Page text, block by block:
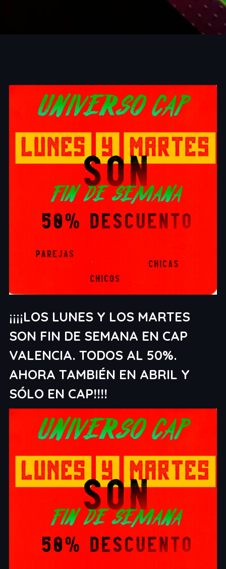
¡¡¡¡LOS LUNES Y LOS MARTES
SON FIN DE SEMANA EN CAP
VALENCIA. TODOS AL 50%.
AHORA TAMBIÉN EN ABRIL Y
SÓLO EN CAP!!!!